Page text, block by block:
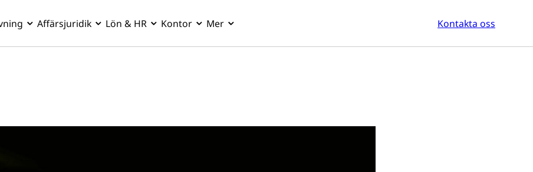
Affärsjuridik Lön & HR Kontor Mer Kontakta oss